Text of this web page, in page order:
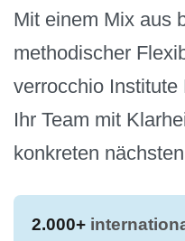
Mit einem Mix aus
methodischer
verrocchio
Ihr Team mit
konkreten
2.000+